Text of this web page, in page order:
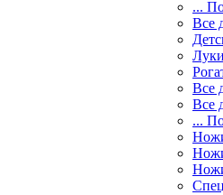
...
Все
Все
Все
...